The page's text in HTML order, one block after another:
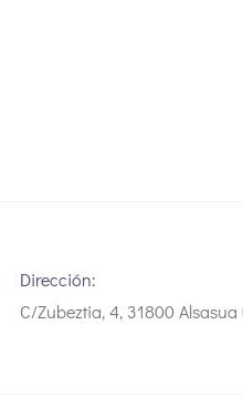
Dirección:
C/Zubeztia, 4, 31800 Alsasua